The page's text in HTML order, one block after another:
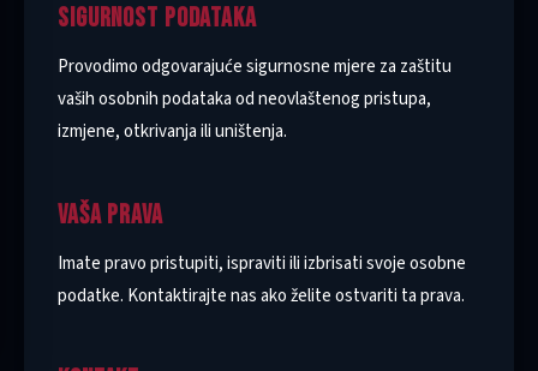
SIGURNOST PODATAKA
Provodimo odgovarajuće sigurnosne mjere za zaštitu
vaših osobnih podataka od neovlaštenog pristupa,
izmjene, otkrivanja ili uništenja.
VAŠA PRAVA
Imate pravo pristupiti, ispraviti ili izbrisati svoje osobne
podatke. Kontaktirajte nas ako želite ostvariti ta prava.